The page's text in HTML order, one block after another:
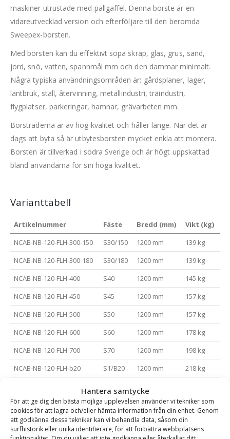
Hantera samtycke
För att ge dig den bästa möjliga upplevelsen använder vi tekniker som
cookies för att lagra och/eller hämta information från din enhet. Genom
att godkänna dessa tekniker kan vi behandla data, såsom din
surfhistorik eller unika identifierare, för att förbättra webbplatsens
maskiner utrustade med pallgaffel. Denna borste är en
vidareutvecklad version och efterföljare till den berömda
Sweepex-borsten.
Med borsten kan du effektivt sopa skräp, glas, grus, sand,
jord, snö, vatten, spannmål mm och den dammar minimalt.
Några typiska användningsområden är: gårdsplaner, lager,
lantbruk, stall, återvinning, metallindustri, träindustri,
flygplatser, parkeringar, hamnar, grävarbeten mm.
Borstraderna är av hög kvalitet och håller länge. När det är
dags att byta så är utbytesborsten mycket enkla att montera.
Borsten är tillverkad i södra Sverige och är högt uppskattad
bland användarna för sin höga kvalitet.
Varianttabell
Artikelnummer Fäste Bredd (mm)
Vikt (kg)
NCAB-NB-120-FLH-300-150
S30/150 1200 mm
139 kg
NCAB-NB-120-FLH-300-180
S30/180 1200 mm
139 kg
NCAB-NB-120-FLH-400
S40 1200 mm
145 kg
NCAB-NB-120-FLH-450
S45 1200 mm
157 kg
NCAB-NB-120-FLH-500
S50 1200 mm
157 kg
NCAB-NB-120-FLH-600
S60 1200 mm
178 kg
NCAB-NB-120-FLH-700
S70 1200 mm
198 kg
NCAB-NB-120-FLH-b20
S1/B20 1200 mm
218 kg
NCAB-NB-150-FLH-300-180
S30/180 1500 mm
163 kg
NCAB-NB-150-FLH-400
S40 1500 mm
169 kg